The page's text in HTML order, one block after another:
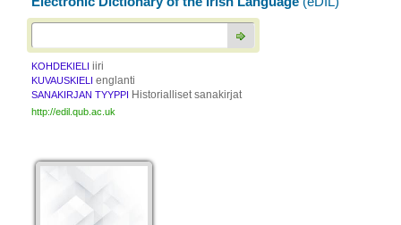
KOHDEKIELI iiri
KUVAUSKIELI englanti
SANAKIRJAN TYYPPI Historialliset sanakirjat
http://edil.qub.ac.uk